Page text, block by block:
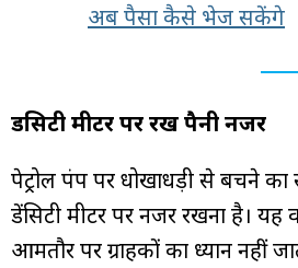
अब पैसा कैसे भेज सकेंगे
डेंसिटी मीटर पर रखें पैनी नजर
पेट्रोल पंप पर धोखाधड़ी से बचने
डेंसिटी मीटर पर नजर रखना है। यह
आमतौर पर ग्राहकों का ध्यान नहीं